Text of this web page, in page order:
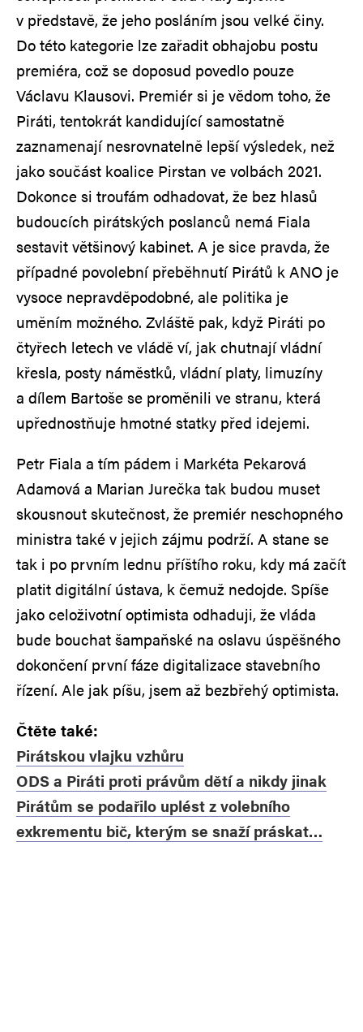
v představě, že jeho posláním jsou velké činy.
Do této kategorie lze zařadit obhajobu postu
premiéra, což se doposud povedlo pouze
Václavu Klausovi. Premiér si je vědom toho, že
Piráti, tentokrát kandidující samostatně
zaznamenají nesrovnatelně lepší výsledek, než
jako součást koalice Pirstan ve volbách 2021.
Dokonce si troufám odhadovat, že bez hlasů
budoucích pirátských poslanců nemá Fiala
sestavit většinový kabinet. A je sice pravda, že
případné povolební přeběhnutí Pirátů k ANO je
vysoce nepravděpodobné, ale politika je
uměním možného. Zvláště pak, když Piráti po
čtyřech letech ve vládě ví, jak chutnají vládní
křesla, posty náměstků, vládní platy, limuzíny
a dílem Bartoše se proměnili ve stranu, která
upřednostňuje hmotné statky před idejemi.
Petr Fiala a tím pádem i Markéta Pekarová
Adamová a Marian Jurečka tak budou muset
skousnout skutečnost, že premiér neschopného
ministra také v jejich zájmu podrží. A stane se
tak i po prvním lednu příštího roku, kdy má začít
platit digitální ústava, k čemuž nedojde. Spíše
jako celoživotní optimista odhaduji, že vláda
bude bouchat šampaňské na oslavu úspěšného
dokončení první fáze digitalizace stavebního
řízení. Ale jak píšu, jsem až bezbřehý optimista.
Čtěte také:
Pirátskou vlajku vzhůru
ODS a Piráti proti právům dětí a nikdy jinak
Pirátům se podařilo uplést z volebního
exkrementu bič, kterým se snaží práskat…